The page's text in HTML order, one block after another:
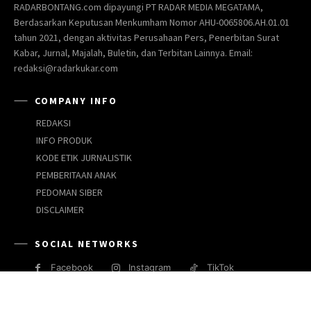
RADARBONTANG.com dipayungi PT RADAR MEDIA MEGATAMA,
Berdasarkan Keputusan Menkumham Nomor AHU-0065806.AH.01.01
tahun 2021, dengan aktivitas Perusahaan Pers, Penerbitan Surat
Kabar, Jurnal, Majalah, Buletin, dan Terbitan Lainnya. Email:
redaksi@radarkukar.com
COMPANY INFO
REDAKSI
INFO PRODUK
KODE ETIK JURNALISTIK
PEMBERITAAN ANAK
PEDOMAN SIBER
DISCLAIMER
SOCIAL NETWORKS
Facebook Instagram TikTok